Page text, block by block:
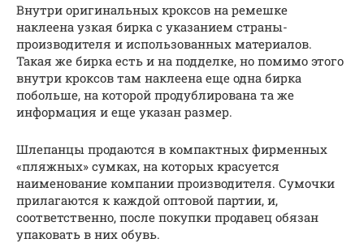
Внутри оригинальных кроксов на ремешке
наклеена узкая бирка с указанием страны-
производителя и использованных материалов.
Такая же бирка есть и на подделке, но помимо этого
внутри кроксов там наклеена еще одна бирка
побольше, на которой продублирована та же
информация и еще указан размер.
Шлепанцы продаются в компактных фирменных
«пляжных» сумках, на которых красуется
наименование компании производителя. Сумочки
прилагаются к каждой оптовой партии, и,
соответственно, после покупки продавец обязан
упаковать в них обувь.